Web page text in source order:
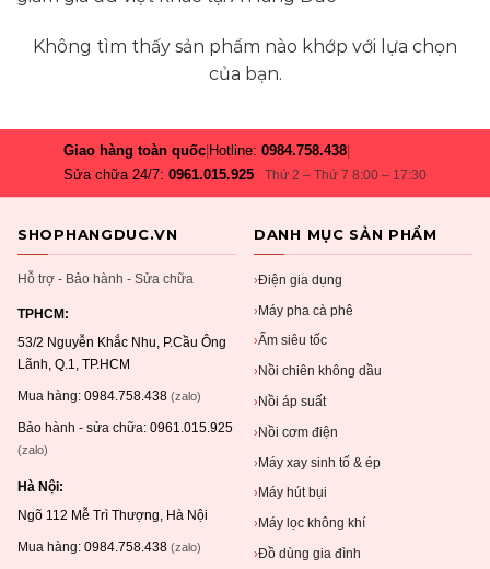
Không tìm thấy sản phẩm nào khớp với lựa chọn
của bạn.
Giao hàng toàn quốc Hotline:0984.758.438
Sửa chữa 24/7:0961.015.925 Thứ 2 – Thứ 7 8:00 – 17:30
SHOPHANGDUC.VN
Hỗ trợ - Bảo hành - Sửa chữa
TPHCM:
53/2 Nguyễn Khắc Nhu, P.Cầu Ông
Lãnh, Q.1, TP.HCM
Mua hàng: 0984.758.438 (zalo)
Bảo hành - sửa chữa: 0961.015.925
(zalo)
Hà Nội:
Ngõ 112 Mễ Trì Thượng, Hà Nội
Mua hàng: 0984.758.438 (zalo)
DANH MỤC SẢN PHẨM
›Điện gia dụng
›Máy pha cà phê
›Ấm siêu tốc
› Nồi chiên không dầu
› Nồi áp suất
›Nồi cơm điện
›Máy xay sinh tố & ép
› Máy hút bụi
› Máy lọc không khí
›Đồ dùng gia đình